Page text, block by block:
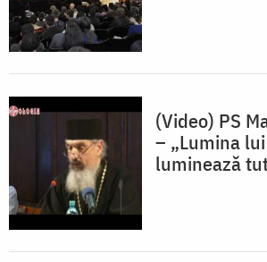
(Video) PS
– „Lumina
luminează